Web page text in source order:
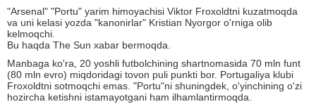
"Arsenal" "Portu" yarim himoyachisi Viktor Froxoldtni kuzatmoqda
va uni kelasi yozda "kanonirlar" Kristian Nyorgor o'rniga olib
kelmoqchi.
Bu haqda The Sun xabar bermoqda.
Manbaga ko'ra, 20 yoshli futbolchining shartnomasida 70 mln funt
(80 mln evro) miqdoridagi tovon puli punkti bor. Portugaliya klubi
Froxoldtni sotmoqchi emas. "Portu"ni shuningdek, o'yinchining o'zi
hozircha ketishni istamayotgani ham ilhamlantirmoqda.